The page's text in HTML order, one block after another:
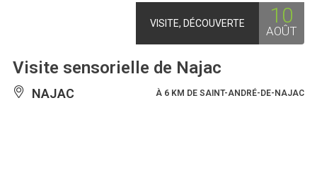
VISITE, DÉCOUVERTE 10
AOÛT
Visite sensorielle de Najac
NAJAC À 6 KM DE SAINT-ANDRÉ-DE-NAJAC